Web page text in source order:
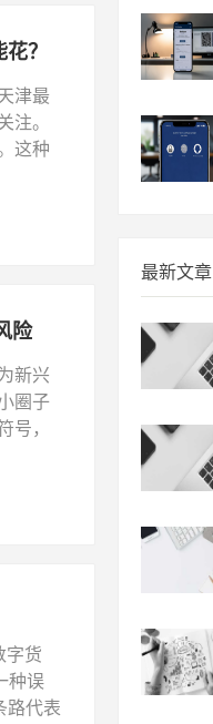
？
津最
注。
这种
险
新兴
圈子
号，
字货
种误
路代表
最新文章